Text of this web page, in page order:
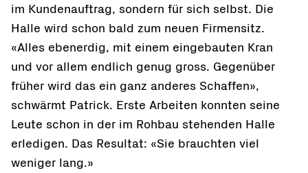
im Kundenauftrag, sondern für sich selbst. Die
Halle wird schon bald zum neuen Firmensitz.
«Alles ebenerdig, mit einem eingebauten Kran
und vor allem endlich genug gross. Gegenüber
früher wird das ein ganz anderes Schaffen»,
schwärmt Patrick. Erste Arbeiten konnten seine
Leute schon in der im Rohbau stehenden Halle
erledigen. Das Resultat: «Sie brauchten viel
weniger lang.»